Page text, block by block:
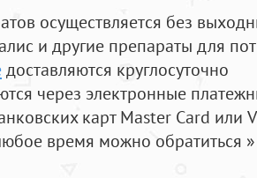
осуществляется без
и другие препараты для
доставляются круглосуточно
через электронные
карт Master Card или
время можно обратиться